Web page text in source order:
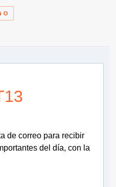
de correo para recibir
del día, con la